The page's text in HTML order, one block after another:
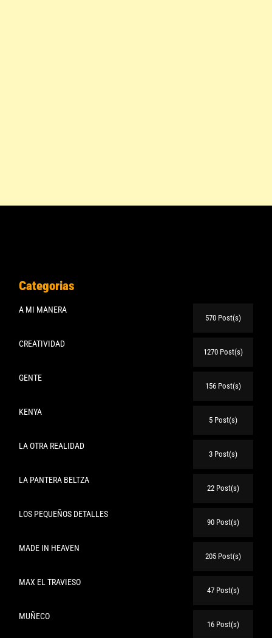
Categorias
A MI MANERA
570 Post(s)
CREATIVIDAD
1270 Post(s)
GENTE
156 Post(s)
KENYA
5 Post(s)
LA OTRA REALIDAD
3 Post(s)
LA PANTERA BELTZA
22 Post(s)
LOS PEQUEÑOS DETALLES
90 Post(s)
MADE IN HEAVEN
205 Post(s)
MAX EL TRAVIESO
47 Post(s)
MUÑECO
16 Post(s)